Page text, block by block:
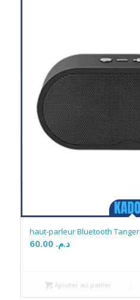
haut-parleur Bluetooth Tanger
د.م.
Ajouter au panier